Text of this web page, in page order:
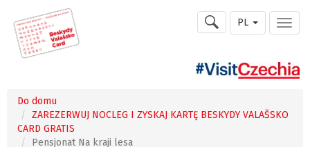
PL
Do domu
ZAREZERWUJ NOCLEG I ZYSKAJ KARTĘ BESKYDY VALAŠSKO
CARD GRATIS
Pensjonat Na kraji lesa